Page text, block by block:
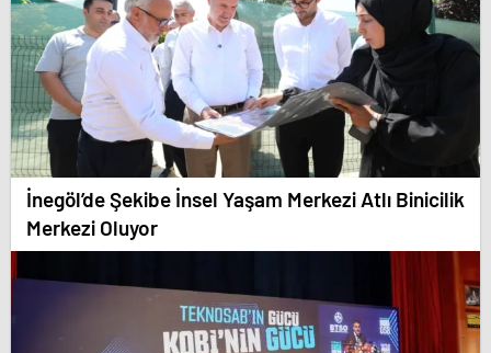
İnegöl’de Şekibe İnsel Yaşam Merkezi Atlı Binicilik
Merkezi Oluyor